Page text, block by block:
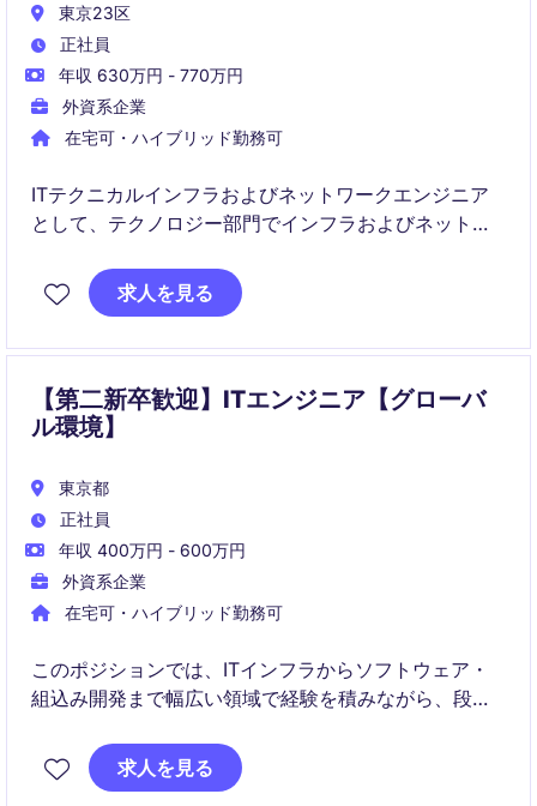
東京23区
正社員
年収 630万円 - 770万円
外資系企業
在宅可・ハイブリッド勤務可
ITテクニカルインフラおよびネットワークエンジニア
として、テクノロジー部門でインフラおよびネットワ
的なシステム環境を維持し、ビジネスの成長を支える
役割です。
求人を見る
【第二新卒歓迎】ITエンジニア【グローバ
ル環境】
東京都
正社員
年収 400万円 - 600万円
外資系企業
在宅可・ハイブリッド勤務可
このポジションでは、ITインフラからソフトウェア・
組込み開発まで幅広い領域で経験を積みながら、段階
国際的な環境で語学力を活かしつつ、将来的に設計・
求人を見る